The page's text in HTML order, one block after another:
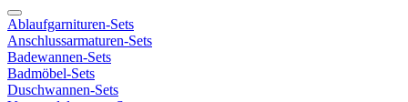
Ablaufgarnituren-Sets
Anschlussarmaturen-Sets
Badewannen-Sets
Badmöbel-Sets
Duschwannen-Sets